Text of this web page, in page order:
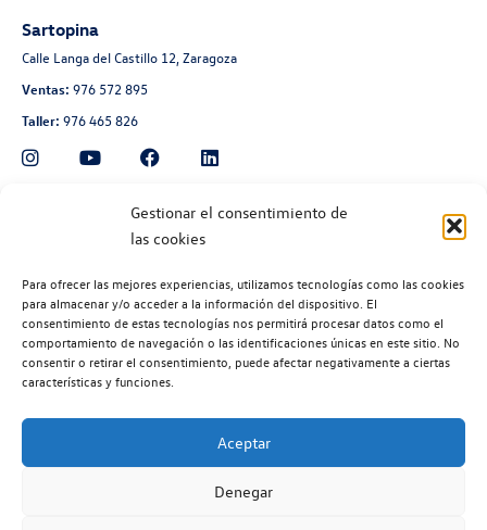
Gestionar el consentimiento de
las cookies
Para ofrecer las mejores experiencias, utilizamos tecnologías como las cookies
para almacenar y/o acceder a la información del dispositivo. El
consentimiento de estas tecnologías nos permitirá procesar datos como el
comportamiento de navegación o las identificaciones únicas en este sitio. No
consentir o retirar el consentimiento, puede afectar negativamente a ciertas
características y funciones.
Aceptar
Denegar
Sartopina
Calle Langa del Castillo 12, Zaragoza
Ventas: 976 572 895
Taller: 976 465 826
Automoción Aragonesa
Avenida de Navarra 135, Zaragoza
Taller:976 300 563
Recambios:976 300 564
©2026 | Volkswagen Zaragoza| Aviso legal |Política de privacidad |
Política de cookies |Código ético |